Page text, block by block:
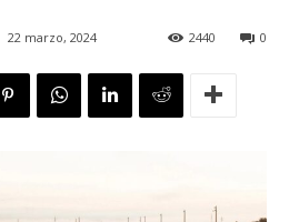
22 marzo, 2024 0
2440